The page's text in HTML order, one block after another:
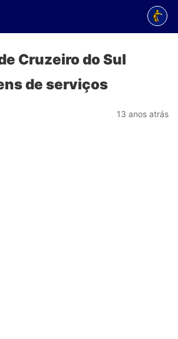
Cruzeiro do Sul
de serviços
13 anos atrás